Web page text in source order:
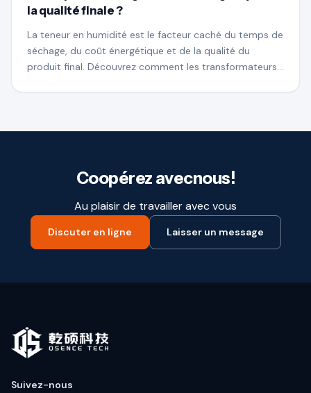
la qualité finale ?
La teneur en humidité est le facteur caché du temps de
séchage, du coût énergétique et de la qualité du
produit final. Découvrez comment les transformateurs
Coopérez avecnous!
Au plaisir de travailler avec vous
Discuter en ligne Laisser un message
Suivez-nous